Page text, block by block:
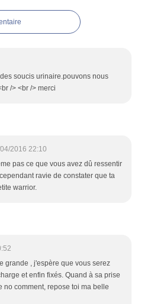
soucis urinaire.pouvons nous
/> <br /> merci
2016 22:10
pas ce que vous avez dû ressentir
ravie de constater que ta
warrior.
grande , j'espère que vous serez
et enfin fixés. Quand à sa prise
no comment, repose toi ma belle